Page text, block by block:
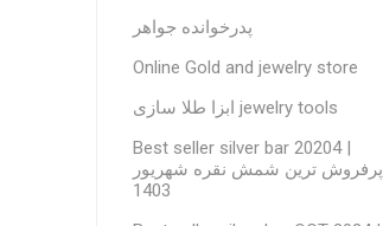
پدرخوانده جواهر
Online Gold and jewelry store
ابزا طلا سازی jewelry tools
Best seller silver bar 20204 |
پرفروش ترین شمش نقره شهریور
1403